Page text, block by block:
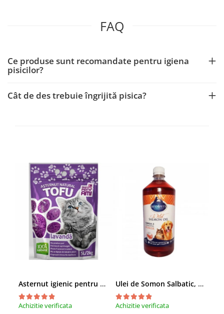
FAQ
Ce produse sunt recomandate pentru igiena
pisicilor?
Cât de des trebuie îngrijită pisica?
Asternut igienic pentru pisici Tofu Lavanda, Mon Petit 5 l
Achizitie verificata
Ulei de Somon Salbatic, câini și pisici, piele si blană, BEST4PETS, 1l
Achizitie verificata